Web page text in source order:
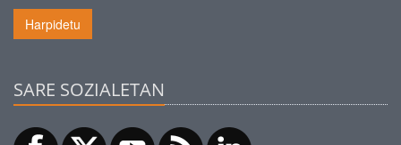
Harpidetu
SARE SOZIALETAN